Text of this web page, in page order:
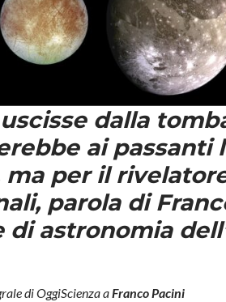
dalla
ai passanti
ma per il
parola di
di astronomia
di OggiScienzaaFranco Pacini